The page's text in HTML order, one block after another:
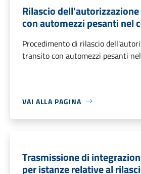
Rilascio
con automezzi pesanti nel
Procedimento di rilascio
transito con automezzi pesanti
VAI ALLA PAGINA
Trasmissione di
per istanze relative al